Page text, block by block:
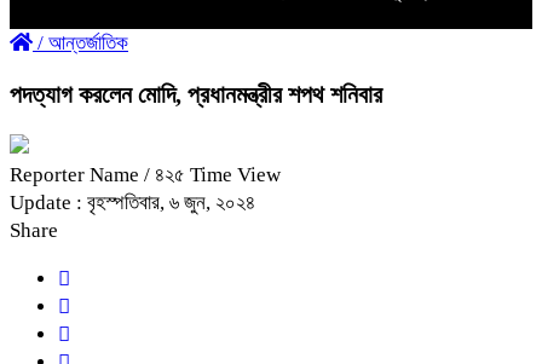
/ আন্তর্জাতিক
পদত্যাগ করলেন মোদি, প্রধানমন্ত্রীর শপথ শনিবার
Reporter Name / ৪২৫ Time View
Update : বৃহস্পতিবার, ৬ জুন, ২০২৪
Share